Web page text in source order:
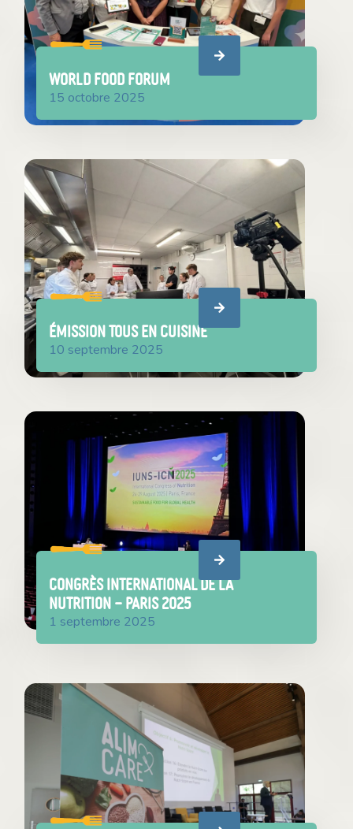
WORLD FOOD FORUM
15 octobre 2025
Émission Tous en Cuisine
10 septembre 2025
Congrès international de la
nutrition – Paris 2025
1 septembre 2025